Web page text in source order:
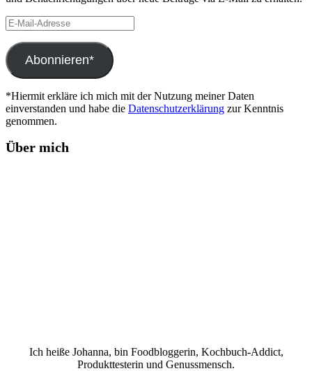
E-
Mail-
Adresse
Abonnieren*
*Hiermit erkläre ich mich mit der Nutzung meiner Daten
einverstanden und habe die Datenschutzerklärung zur Kenntnis
genommen.
Über mich
Ich heiße Johanna, bin Foodbloggerin, Kochbuch-Addict,
Produkttesterin und Genussmensch.